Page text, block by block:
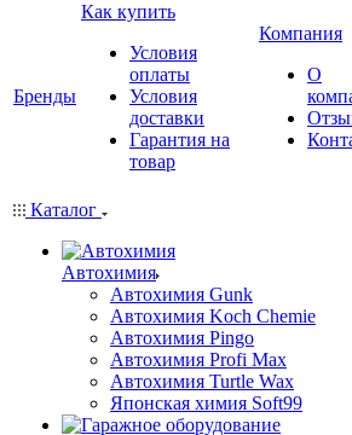
Бренды
Как купить
Условия
оплаты
Условия
доставки
Гарантия на
товар
Компания
О
Каталог
Автохимия
Автохимия Gunk
Автохимия Koch Chemie
Автохимия Pingo
Автохимия Profi Max
Автохимия Turtle Wax
Японская химия Soft99